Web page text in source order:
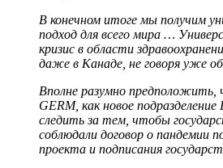
В конечном итоге мы получим
подход для всего мира …
кризис в области
даже в Канаде, не говоря уже
Вполне разумно предположить,
GERM, как новое
следить за тем, чтобы
соблюдали договор о пандемии
проекта и подписания